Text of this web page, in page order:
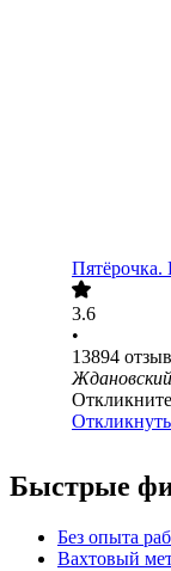
Пятёрочка.
3.6
•
13894
Быстрые
Без опыта
Вахтовый